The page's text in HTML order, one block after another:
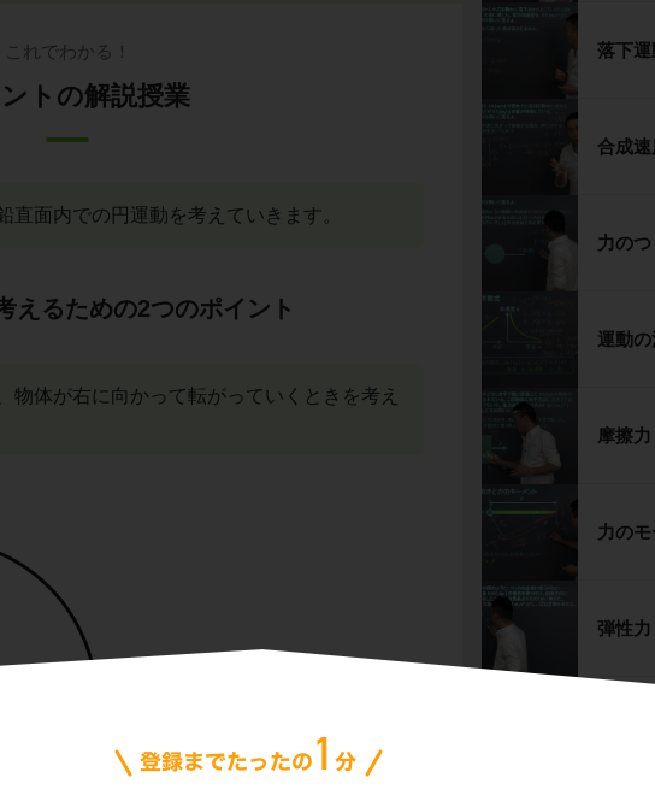
これでわかる！
トの解説授業
直面内での円運動を考えていきます。
えるための2つのポイント
物体が右に向かって転がっていくときを考え
落下運
合成
力の
運動の
摩擦力
力のモ
弾性力
浮力